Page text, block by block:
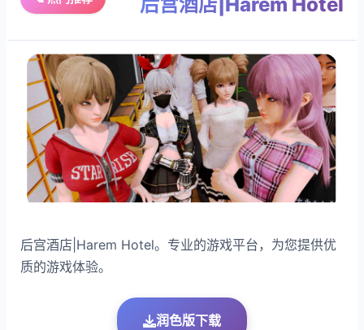
后宫酒店|Harem Hotel。专业的游戏平台，为您提供优
质的游戏体验。
润色版下载